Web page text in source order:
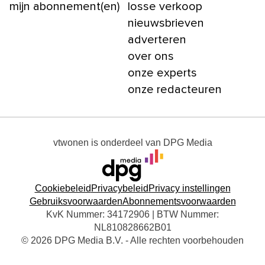
mijn abonnement(en)
losse verkoop
nieuwsbrieven
adverteren
over ons
onze experts
onze redacteuren
vtwonen is onderdeel van DPG Media
Cookiebeleid Privacybeleid Privacy instellingen
GebruiksvoorwaardenAbonnementsvoorwaarden
KvK Nummer: 34172906 | BTW Nummer:
NL810828662B01
© 2026 DPG Media B.V. - Alle rechten voorbehouden